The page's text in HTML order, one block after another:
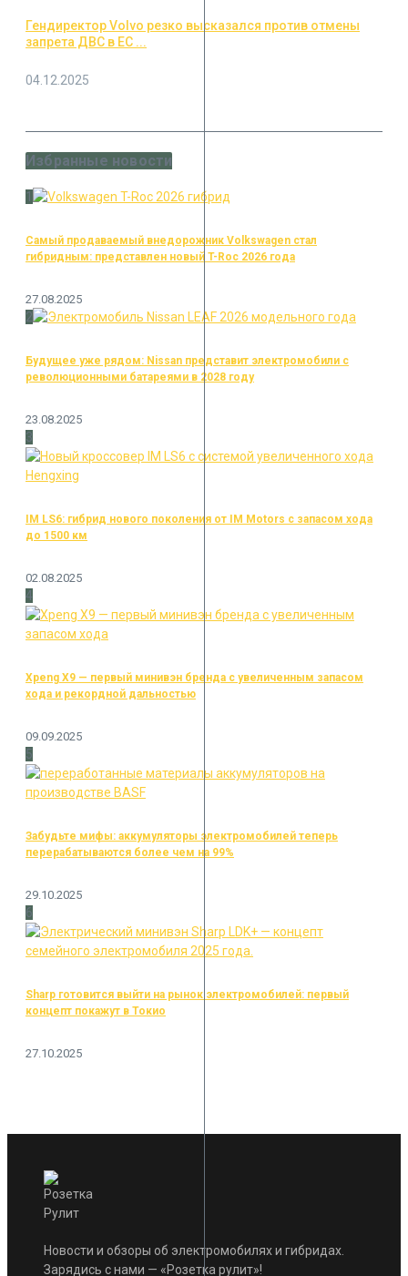
Гендиректор Volvo резко высказался против отмены
запрета ДВС в ЕС ...
04.12.2025
Избранные новости
1
Самый продаваемый внедорожник Volkswagen стал
гибридным: представлен новый T-Roc 2026 года
27.08.2025
2
Будущее уже рядом: Nissan представит электромобили с
революционными батареями в 2028 году
23.08.2025
3
IM LS6: гибрид нового поколения от IM Motors с запасом хода
до 1500 км
02.08.2025
4
Xpeng X9 — первый минивэн бренда с увеличенным запасом
хода и рекордной дальностью
09.09.2025
5
Забудьте мифы: аккумуляторы электромобилей теперь
перерабатываются более чем на 99%
29.10.2025
6
Sharp готовится выйти на рынок электромобилей: первый
концепт покажут в Токио
27.10.2025
Новости и обзоры об электромобилях и гибридах.
Зарядись с нами — «Розетка рулит»!